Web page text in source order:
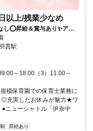
以上/残業少なめ
し⭕昇給＆賞与あり✨アッ
貫駅
～18:00（3）11:00～
模保育園での保育士業務に
◎充実したお休みが魅力★ワ
ニューシャトル「伊奈中
昇給あり